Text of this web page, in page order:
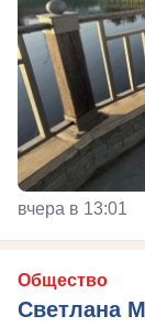
вчера в 13:01
Общество
Светлана